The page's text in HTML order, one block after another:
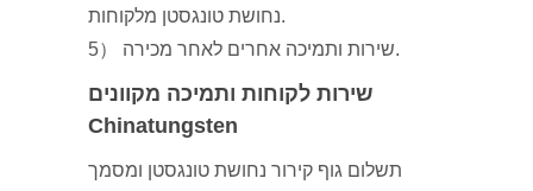
נחושת טונגסטן מלקוחות.
5） שירות ותמיכה אחרים לאחר מכירה.
שירות לקוחות ותמיכה מקוונים
Chinatungsten
תשלום גוף קירור נחושת טונגסטן ומסמך